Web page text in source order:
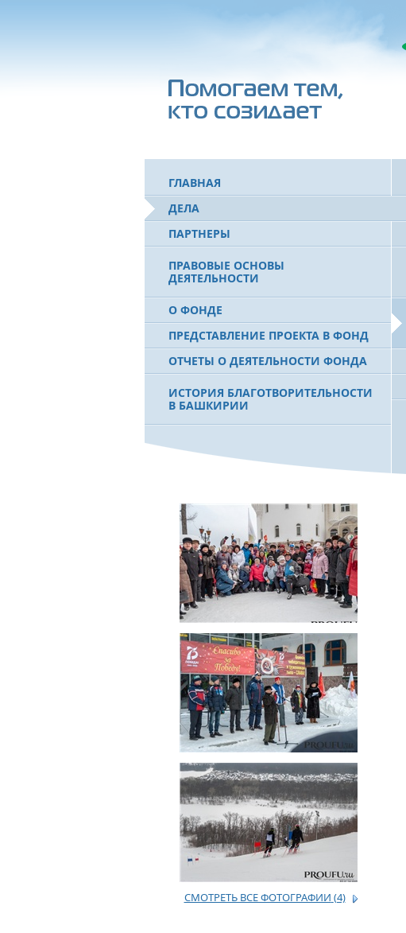
ГЛАВНАЯ
ДЕЛА
ПАРТНЕРЫ
ПРАВОВЫЕ ОСНОВЫ
ДЕЯТЕЛЬНОСТИ
О ФОНДЕ
ПРЕДСТАВЛЕНИЕ ПРОЕКТА В ФОНД
ОТЧЕТЫ О ДЕЯТЕЛЬНОСТИ ФОНДА
ИСТОРИЯ БЛАГОТВОРИТЕЛЬНОСТИ
В БАШКИРИИ
МУРТАЗЕ РАХИМОВЕ
СМОТРЕТЬ ВСЕ ФОТОГРАФИИ (4)